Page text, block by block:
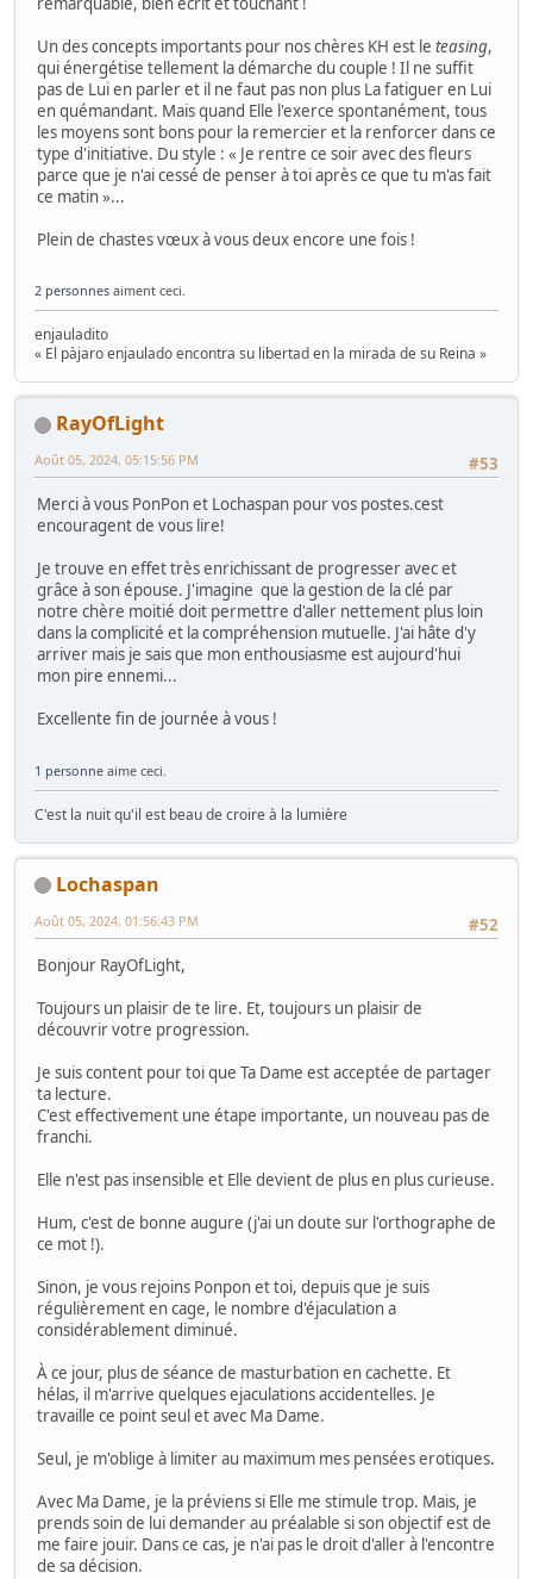
Un des concepts importants pour nos chères KH est le teasing,
qui énergétise tellement la démarche du couple ! Il ne suffit
pas de Lui en parler et il ne faut pas non plus La fatiguer en Lui
en quémandant. Mais quand Elle l'exerce spontanément, tous
les moyens sont bons pour la remercier et la renforcer dans ce
type d'initiative. Du style : « Je rentre ce soir avec des fleurs
parce que je n'ai cessé de penser à toi après ce que tu m'as fait
ce matin »...
Plein de chastes vœux à vous deux encore une fois !
2 personnes aiment ceci.
enjauladito
« El pàjaro enjaulado encontra su libertad en la mirada de su Reina »
RayOfLight
#53
Août 05, 2024, 05:15:56 PM
Merci à vous PonPon et Lochaspan pour vos postes.cest
encouragent de vous lire!
Je trouve en effet très enrichissant de progresser avec et
grâce à son épouse. J'imagine que la gestion de la clé par
notre chère moitié doit permettre d'aller nettement plus loin
dans la complicité et la compréhension mutuelle. J'ai hâte d'y
arriver mais je sais que mon enthousiasme est aujourd'hui
mon pire ennemi...
Excellente fin de journée à vous !
1 personne aime ceci.
C'est la nuit qu'il est beau de croire à la lumière
Lochaspan
#52
Août 05, 2024, 01:56:43 PM
Bonjour RayOfLight,
Toujours un plaisir de te lire. Et, toujours un plaisir de
découvrir votre progression.
Je suis content pour toi que Ta Dame est acceptée de partager
ta lecture.
C'est effectivement une étape importante, un nouveau pas de
franchi.
Elle n'est pas insensible et Elle devient de plus en plus curieuse.
Hum, c'est de bonne augure (j'ai un doute sur l'orthographe de
ce mot !).
Sinon, je vous rejoins Ponpon et toi, depuis que je suis
régulièrement en cage, le nombre d'éjaculation a
considérablement diminué.
À ce jour, plus de séance de masturbation en cachette. Et
hélas, il m'arrive quelques ejaculations accidentelles. Je
travaille ce point seul et avec Ma Dame.
Seul, je m'oblige à limiter au maximum mes pensées erotiques.
Avec Ma Dame, je la préviens si Elle me stimule trop. Mais, je
prends soin de lui demander au préalable si son objectif est de
me faire jouir. Dans ce cas, je n'ai pas le droit d'aller à l'encontre
de sa décision.